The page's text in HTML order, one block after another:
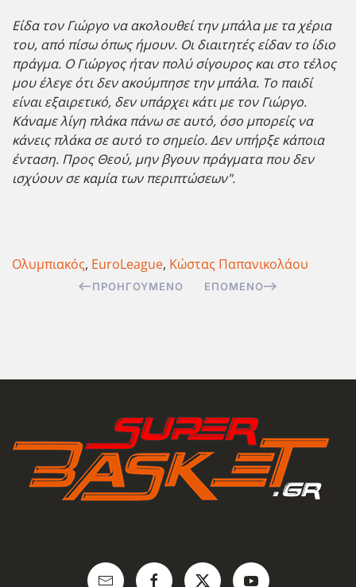
Είδα τον Γιώργο να ακολουθεί την μπάλα με τα χέρια
του, από πίσω όπως ήμουν. Οι διαιτητές είδαν το ίδιο
πράγμα. Ο Γιώργος ήταν πολύ σίγουρος και στο τέλος
μου έλεγε ότι δεν ακούμπησε την μπάλα. Το παιδί
είναι εξαιρετικό, δεν υπάρχει κάτι με τον Γιώργο.
Κάναμε λίγη πλάκα πάνω σε αυτό, όσο μπορείς να
κάνεις πλάκα σε αυτό το σημείο. Δεν υπήρξε κάποια
ένταση. Προς Θεού, μην βγουν πράγματα που δεν
ισχύουν σε καμία των περιπτώσεων".
Ολυμπιακός, EuroLeague, Κώστας Παπανικολάου
ΠΡΟΗΓΟΎΜΕΝΟ ΕΠΌΜΕΝΟ